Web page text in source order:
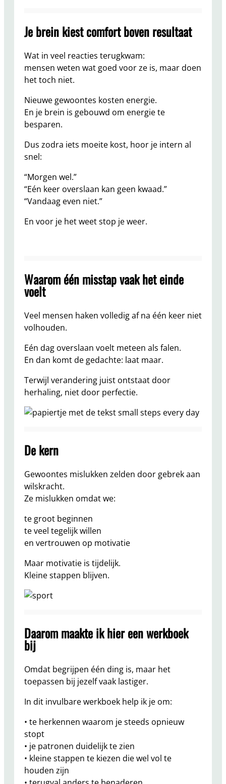
Je brein kiest comfort boven resultaat
Wat in veel reacties terugkwam:
mensen weten wat goed voor ze is, maar doen
het toch niet.
Nieuwe gewoontes kosten energie.
En je brein is gebouwd om energie te
besparen.
Dus zodra iets moeite kost, hoor je intern al
snel:
“Morgen wel.”
“Eén keer overslaan kan geen kwaad.”
“Vandaag even niet.”
En voor je het weet stop je weer.
Waarom één misstap vaak het einde
voelt
Veel mensen haken volledig af na één keer niet
volhouden.
Eén dag overslaan voelt meteen als falen.
En dan komt de gedachte: laat maar.
Terwijl verandering juist ontstaat door
herhaling, niet door perfectie.
De kern
Gewoontes mislukken zelden door gebrek aan
wilskracht.
Ze mislukken omdat we:
te groot beginnen
te veel tegelijk willen
en vertrouwen op motivatie
Maar motivatie is tijdelijk.
Kleine stappen blijven.
Daarom maakte ik hier een werkboek
bij
Omdat begrijpen één ding is, maar het
toepassen bij jezelf vaak lastiger.
In dit invulbare werkboek help ik je om:
• te herkennen waarom je steeds opnieuw
stopt
• je patronen duidelijk te zien
• kleine stappen te kiezen die wel vol te
houden zijn